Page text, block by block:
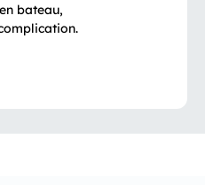
bateau,